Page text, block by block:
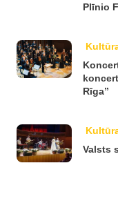
Plīnio
Rīga”
Valsts